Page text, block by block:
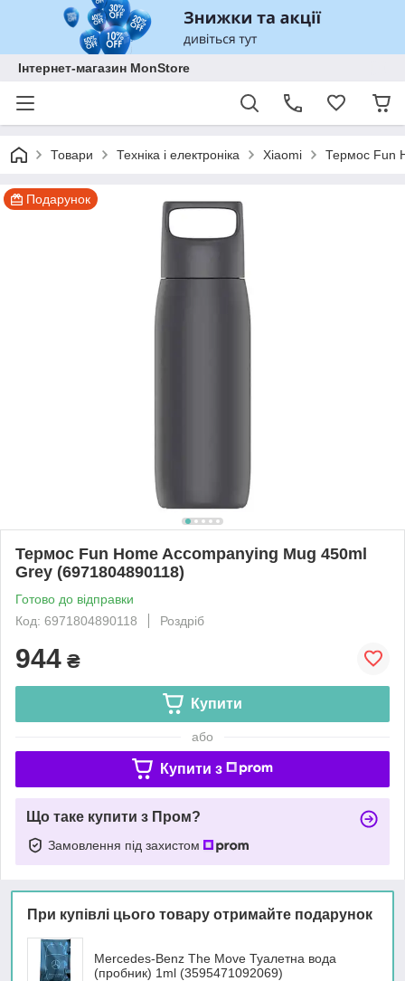
Інтернет-магазин MonStore
Товари Техніка і електроніка Xiaomi Термос Fun
Подарунок
Термос Fun Home Accompanying Mug 450ml
Grey (6971804890118)
Готово до відправки
Код: 6971804890118
Роздріб
944 ₴
Купити
або
Купити з
Що таке купити з Пром?
Замовлення під захистом
При купівлі цього товару отримайте подарунок
Mercedes-Benz The Move Туалетна вода
(пробник) 1ml (3595471092069)